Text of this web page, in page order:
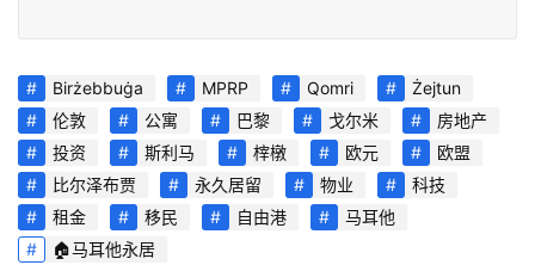
活
指
南
马
耳
Birżebbuġa MPRP Qomri
Żejtun
伦敦
公寓 巴黎 戈尔米
房地产
投资
斯利马 榟橔 欧元
欧盟
比尔泽布贾
永久居留 物业
科技
租金
移民 自由港
马耳他
🏠马耳他永居